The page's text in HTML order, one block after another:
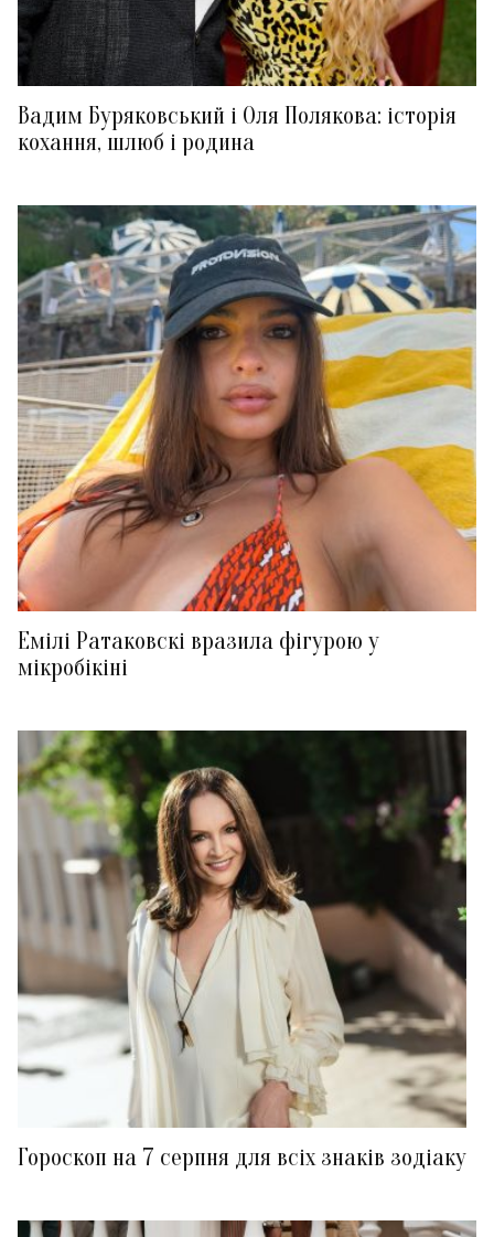
Вадим Буряковський і Оля Полякова: історія
кохання, шлюб і родина
Емілі Ратаковскі вразила фігурою у
мікробікіні
Гороскоп на 7 серпня для всіх знаків зодіаку